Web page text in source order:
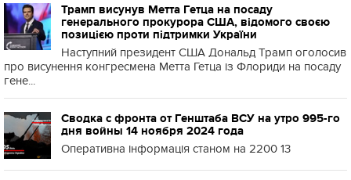
Трамп висунув Метта Гетца на посаду
генерального прокурора США, відомого своєю
позицією проти підтримки України
Наступний президент США Дональд Трамп оголосив
про висунення конгресмена Метта Гетца із Флориди на посаду
гене...
Сводка с фронта от Генштаба ВСУ на утро 995-го
дня войны 14 ноября 2024 года
Оперативна інформація станом на 2200 13